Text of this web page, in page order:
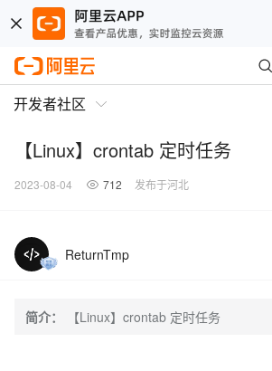
开发者社区
【Linux】crontab 定时任务
2023-08-04 712 发布于河北
ReturnTmp
简介： 【Linux】crontab 定时任务